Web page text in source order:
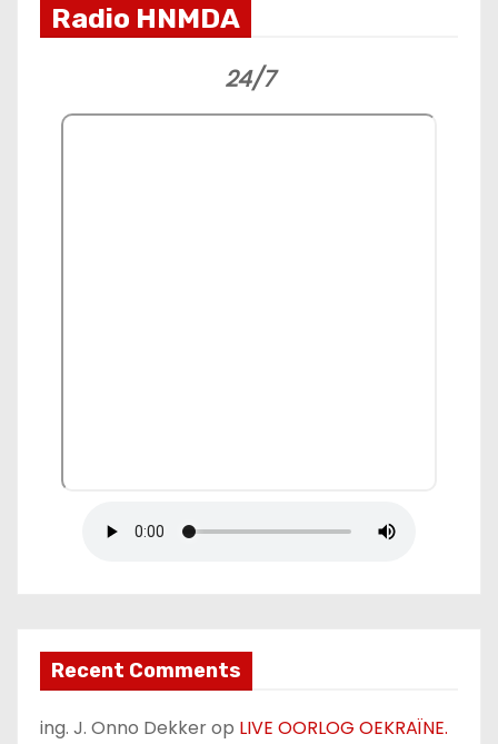
Radio HNMDA
24/7
Recent Comments
ing. J. Onno Dekkerop LIVE OORLOG OEKRAÏNE.